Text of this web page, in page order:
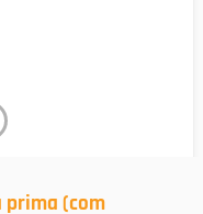
prima (com